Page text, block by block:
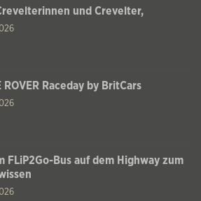
und Crevelter,
ROVER Raceday by BritCars
FLiP2Go-Bus auf dem Highway zum